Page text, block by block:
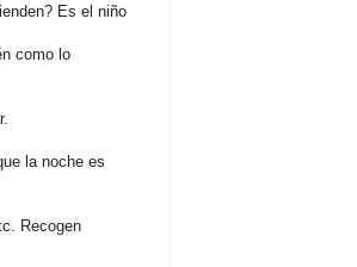
Es el niño
como lo
la noche es
Recogen